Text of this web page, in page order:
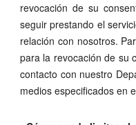
revocación de su
seguir prestando el
relación con nosotros.
para la revocación de su
contacto con nuestro
medios especificados en